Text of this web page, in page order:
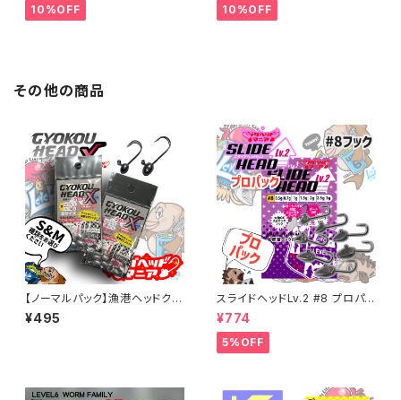
10%OFF 10%OFF
その他の商品
【ノーマルパック】漁港ヘッドクロ
スS(#10)·M(#8) 各ウエイト
¥495
スライドヘッドLv.2 #8 プロパッ
ク 各ウエイト【JigHeadMani
a】
¥774
5%OFF